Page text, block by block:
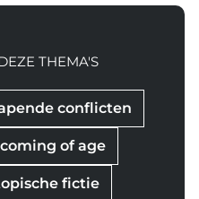
conflicten
of age
fictie
THEMA'S